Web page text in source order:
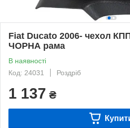
Fiat Ducato 2006- чехол
ЧОРНА рама
В наявності
Код: 24031
Роздріб
1 137 ₴